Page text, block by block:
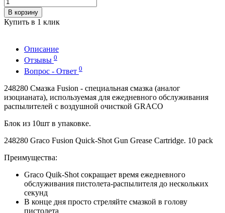
В корзину
Купить в 1 клик
Описание
Отзывы 0
Вопрос - Ответ 0
248280 Смазка Fusion - специальная смазка (аналог
изоцианата), используемая для ежедневного обслуживания
распылителей с воздушной очисткой GRACO
Блок из 10шт в упаковке.
248280 Graco Fusion Quick-Shot Gun Grease Cartridge. 10 pack
Преимущества:
Graco Quik-Shot сокращает время ежедневного
обслуживания пистолета-распылителя до нескольких
секунд
В конце дня просто стреляйте смазкой в ​​голову
пистолета